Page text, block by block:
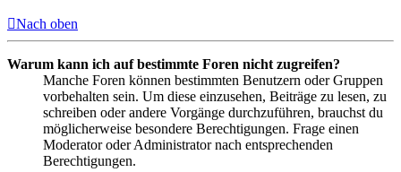
Nach oben
Warum kann ich auf bestimmte Foren nicht zugreifen?
Manche Foren können bestimmten Benutzern oder Gruppen
vorbehalten sein. Um diese einzusehen, Beiträge zu lesen, zu
schreiben oder andere Vorgänge durchzuführen, brauchst du
möglicherweise besondere Berechtigungen. Frage einen
Moderator oder Administrator nach entsprechenden
Berechtigungen.